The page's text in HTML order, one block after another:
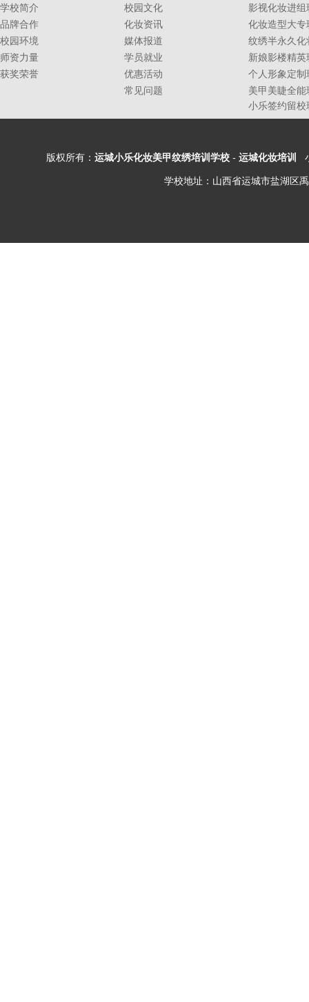
学校简介 校园文化
影视化妆进组
品牌合作
化妆资讯
化妆造型大专
校园环境
媒体报道
纹绣半永久化
师资力量
学员就业
新娘影楼精英
获奖荣誉
优惠活动
个人形象定制
常见问题
美甲美睫全能
小乐签约留校
版权所有： 运城小乐化妆美甲纹绣培训学校- 运城化妆培训
学校地址：山西省运城市盐湖区